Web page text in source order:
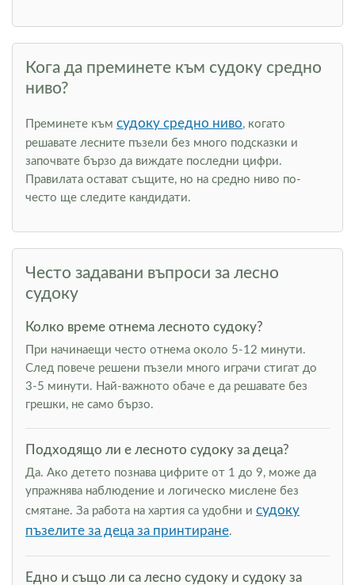
Кога да преминете към судоку средно
ниво?
Преминете към судоку средно ниво, когато
решавате лесните пъзели без много подсказки и
започвате бързо да виждате последни цифри.
Правилата остават същите, но на средно ниво по-
често ще следите кандидати.
Често задавани въпроси за лесно
судоку
Колко време отнема лесното судоку?
При начинаещи често отнема около 5-12 минути.
След повече решени пъзели много играчи стигат до
3-5 минути. Най-важното обаче е да решавате без
грешки, не само бързо.
Подходящо ли е лесното судоку за деца?
Да. Ако детето познава цифрите от 1 до 9, може да
упражнява наблюдение и логическо мислене без
смятане. За работа на хартия са удобни и судоку
пъзелите за деца за принтиране.
Едно и също ли са лесно судоку и судоку за